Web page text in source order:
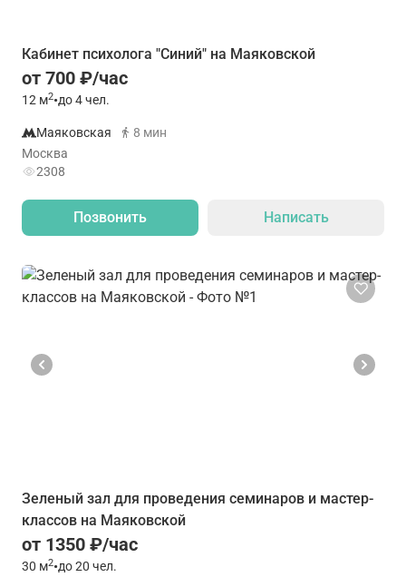
Кабинет психолога "Синий" на Маяковской
от 700 ₽/час
12 м2•до 4 чел.
Маяковская
8 мин
Москва
2308
Позвонить Написать
Зеленый зал для проведения семинаров и мастер-
классов на Маяковской
от 1350 ₽/час
30 м2•до 20 чел.